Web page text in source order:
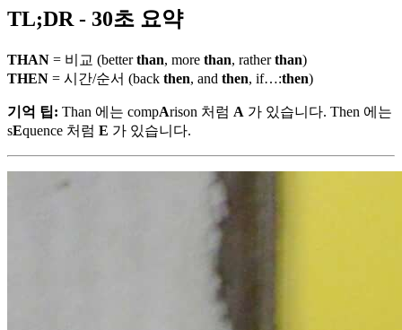
TL;DR - 30초 요약
THAN = 비교 (betterthan, more than, ratherthan)
THEN = 시간/순서 (back then, and then, if…:then)
기억 팁: Than 에는 compArison 처럼 A 가 있습니다. Then 에는
sEquence 처럼 E 가 있습니다.